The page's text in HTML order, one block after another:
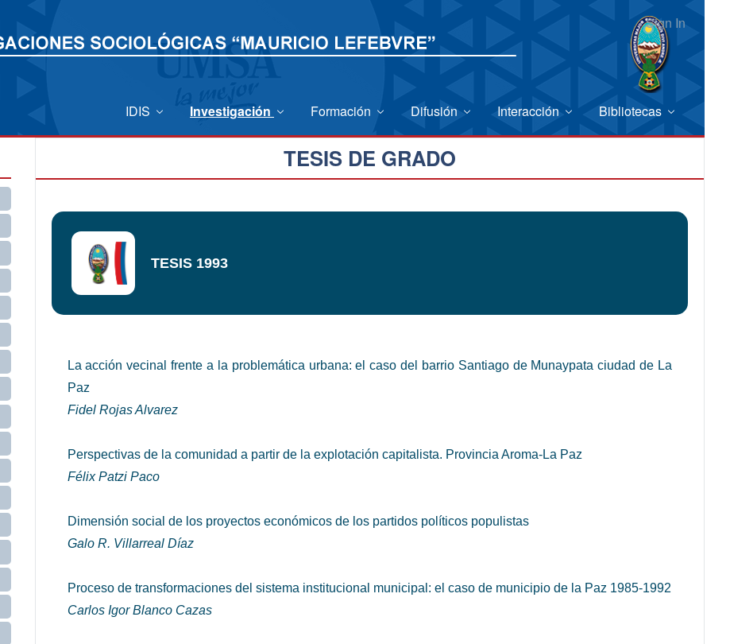
Sign In
IDIS Investigación Formación Difusión Interacción Bibliotecas
TESIS DE GRADO
TESIS 1993
La acción vecinal frente a la problemática urbana: el caso del barrio Santiago de Munaypata ciudad de La
Paz
Fidel Rojas Alvarez
Perspectivas de la comunidad a partir de la explotación capitalista. Provincia Aroma-La Paz
Félix Patzi Paco
Dimensión social de los proyectos económicos de los partidos políticos populistas
Galo R. Villarreal Díaz
Proceso de transformaciones del sistema institucional municipal: el caso de municipio de la Paz 1985-1992
Carlos Igor Blanco Cazas